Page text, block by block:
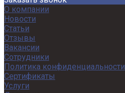
О компании
Новости
Статьи
Отзывы
Вакансии
Сотрудники
Политика конфиденциальности
Сертификаты
Услуги